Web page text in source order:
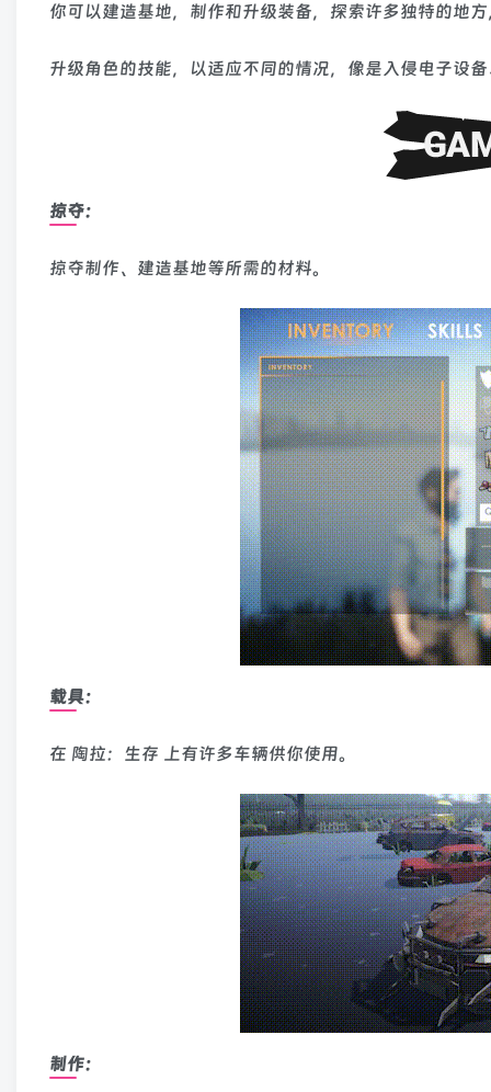
你可以建造基地，制作和升级装备，探索许多独特的地
升级角色的技能，以适应不同的情况，像是入侵电子设
掠夺：
掠夺制作、建造基地等所需的材料。
载具：
在 陶拉：生存 上有许多车辆供你使用。
制作：